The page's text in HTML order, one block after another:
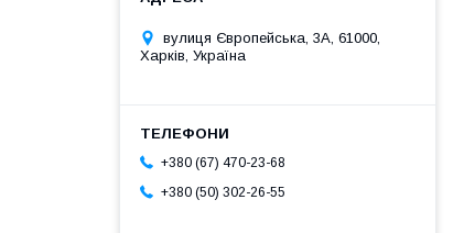
вулиця Європейська, 3А, 61000,
Харків, Україна
+380 (67) 470-23-68
+380 (50) 302-26-55